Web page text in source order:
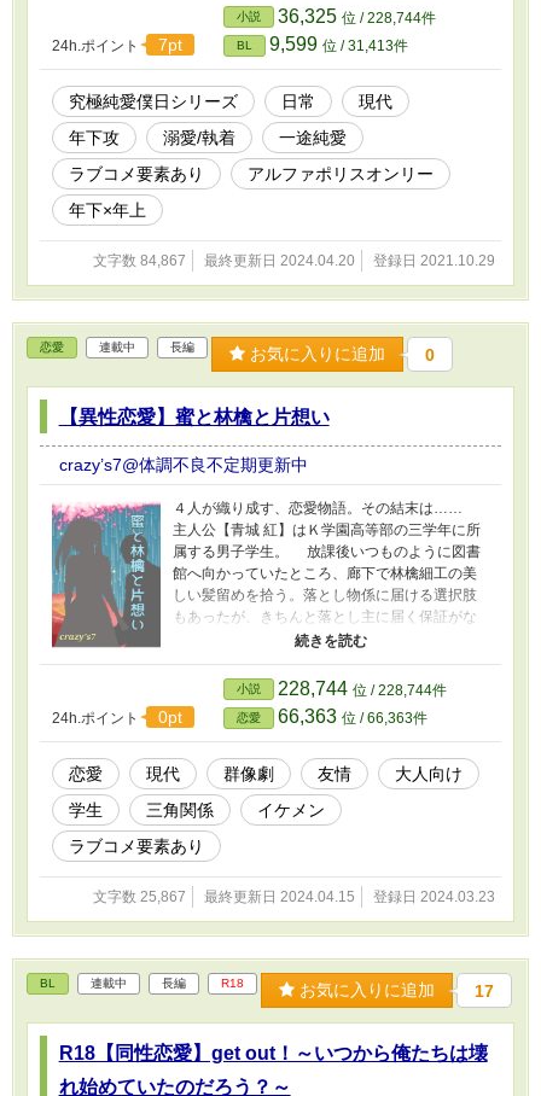
が好きだった美崎は、理解し難い彼の行動に混
乱するのだった。 一方、バレンタインのある
出来事から美崎に夢中になってしまった鶴城。
一学年年上の美崎とは自分が1年の時から互い
の家を行き来する仲。 美崎が自分に気がある
ことはわかっているのに、一向に恋人へと進展
しない。 鶴城は焦り始めていた。美崎の高校
卒業まで後半年しかない。 名実共に恋人にな
りたい鶴城は、必死になるしかなかったのであ
24h.ポイント 7pt
小説 36,325 位 / 228,744件
BL 9,599 位 / 31,413件
究極純愛僕日シリーズ 日常
現代
年下攻
溺愛/執着
一途純愛
ラブコメ要素あり
アルファポリスオンリー
年下×年上
文字数 84,867 最終更新日 2024.04.20 登録日 2021.10.29
恋愛 連載中 長編 お気に入りに追加 0
【異性恋愛】蜜と林檎と片想い
crazy’s7@体調不良不定期更新中
４人が織り成す、恋愛物語。その結末は……
主人公【青城 紅】はＫ学園高等部の三学年に所
属する男子学生。 放課後いつものように図書
館へ向かっていたところ、廊下で林檎細工の美
しい髪留めを拾う。落とし物係に届ける選択肢
もあったが、きちんと落とし主に届く保証がな
く信用をしていなかった紅は自分で落とし主を
探そうとする。落とし主を無事に見つけること
はできたが、なんとその落とし主は親友の好き
な相手で……。 ＊鈍足更新 ＊４視点で進行予定
＊名前の読み、主な登場人物 【青城 紅（あおき
こう）】 【有馬 拓（ありま たく）】 【柊木 蜜
花（ひいらぎ みつか）】 【荻那 馨（おぎな か
おる）】
24h.ポイント 0pt
小説 228,744 位 / 228,744件
恋愛 66,363 位 / 66,363件
恋愛 現代 群像劇 友情
大人向け
学生
三角関係
イケメン
ラブコメ要素あり
文字数 25,867 最終更新日 2024.04.15 登録日 2024.03.23
BL 連載中 長編 R18 お気に入りに追加 17
R18【同性恋愛】get out！～いつから俺たちは壊
れ始めていたのだろう？～